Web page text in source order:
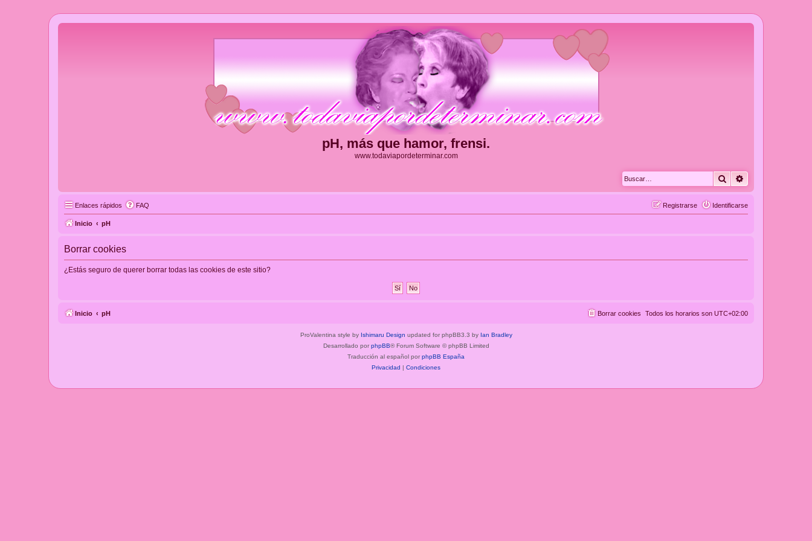
pH, más que hamor, frensi.
www.todaviapordeterminar.com
Buscar
Enlaces rápidos FAQ Identificarse
Registrarse
Inicio pH
Borrar cookies
¿Estás seguro de querer borrar todas las cookies de este sitio?
Inicio pH Todos los horarios son UTC+02:00
Borrar cookies
ProValentina style by Ishimaru Design updated for phpBB3.3 by Ian Bradley
Desarrollado por phpBB® Forum Software © phpBB Limited
Traducción al español por phpBB España
Privacidad | Condiciones